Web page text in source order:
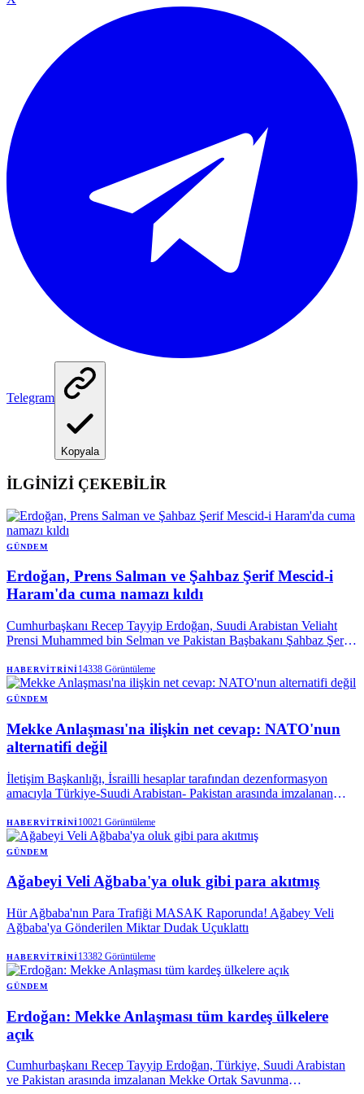
Telegram
Kopyala
İLGİNİZİ ÇEKEBİLİR
GÜNDEM
Erdoğan, Prens Salman ve Şahbaz Şerif Mescid-i
Haram'da cuma namazı kıldı
Cumhurbaşkanı Recep Tayyip Erdoğan, Suudi Arabistan Veliaht
Prensi Muhammed bin Selman ve Pakistan Başbakanı Şahbaz Şerif
HABERVITRINI14338 Görüntüleme
GÜNDEM
Mekke Anlaşması'na ilişkin net cevap: NATO'nun
alternatifi değil
İletişim Başkanlığı, İsrailli hesaplar tarafından dezenformasyon
amacıyla Türkiye-Suudi Arabistan- Pakistan arasında imzalanan
Anlaşması'nın NATO'nun 5. maddesi ile çeliştiği iddiaları
reddedilirken, söz konusu ittifakın NATO'ya bir alternatif olmadığı
vurgulandı.
HABERVITRINI10021 Görüntüleme
GÜNDEM
Ağabeyi Veli Ağbaba'ya oluk gibi para akıtmış
Hür Ağbaba'nın Para Trafiği MASAK Raporunda! Ağabey Veli
Ağbaba'ya Gönderilen Miktar Dudak Uçuklattı
HABERVITRINI13382 Görüntüleme
GÜNDEM
Erdoğan: Mekke Anlaşması tüm kardeş ülkelere
açık
Cumhurbaşkanı Recep Tayyip Erdoğan, Türkiye, Suudi Arabistan
ve Pakistan arasında imzalanan Mekke Ortak Savunma